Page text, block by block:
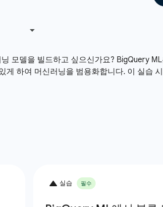
모델을 빌드하고 싶으신가요? BigQuery
게 하여 머신러닝을 범용화합니다. 이 실습